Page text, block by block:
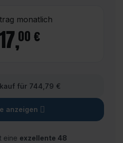
monatlich
17,00 €
für 744,79 €
anzeigen
eine exzellente 48